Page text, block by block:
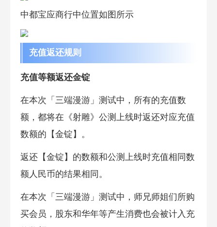
中都宝应商行中位置如图所示
充值返还规则
充值等额返还金锭
在本次「三端漫游」测试中，所有的充值数
额，都将在《射雕》公测上线时返还对应充值
数额的【金锭】。
返还【金锭】的数额和公测上线时充值相同数
额人民币的结果相同。
在本次「三端漫游」测试中，师兄师姐们所购
买会员，股东和华年等产生消费也会被计入充